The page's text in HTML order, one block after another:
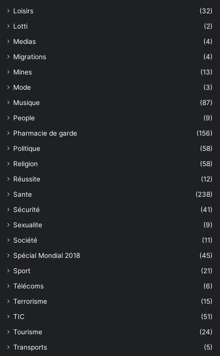
Loisirs
(32)
Lotti
(2)
Medias
(4)
Migrations
(4)
Mines
(13)
Mode
(3)
Musique
(87)
People
(9)
Pharmacie de garde
(156)
Politique
(58)
Religion
(58)
Réussite
(12)
Sante
(238)
Sécurité
(41)
Sexualite
(9)
Société
(11)
Spécial Mondial 2018
(45)
Sport
(21)
Télécoms
(6)
Terrorisme
(15)
TIC
(51)
Tourisme
(24)
Transports
(5)